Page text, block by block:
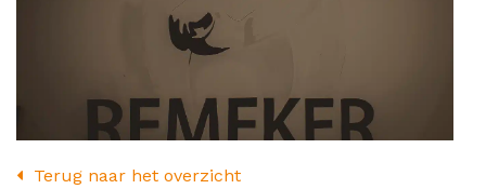
Terug naar het overzicht